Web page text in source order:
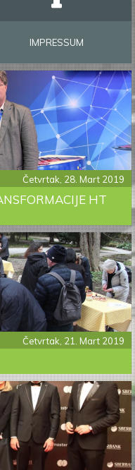
IMPRESSUM
Četvrtak, 28. Mart 2019
HT
Četvrtak, 21. Mart 2019